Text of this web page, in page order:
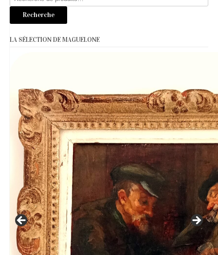
pour :
Recherche
LA SÉLECTION DE MAGUELONE